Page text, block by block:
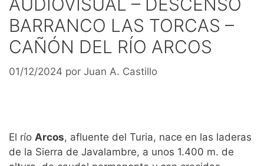
AUDIOVISUAL – DESCENSO
BARRANCO LAS TORCAS –
CAÑÓN DEL RÍO ARCOS
01/12/2024 por Juan A. Castillo
El río Arcos, afluente del Turia, nace en las laderas
de la Sierra de Javalambre, a unos 1.400 m. de